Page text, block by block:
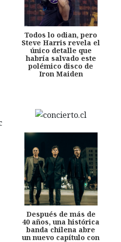
Todos lo odian, pero
Steve Harris revela el
único detalle que
habría salvado este
polémico disco de
Iron Maiden
Después de más de
40 años, una histórica
banda chilena abre
un nuevo capítulo con